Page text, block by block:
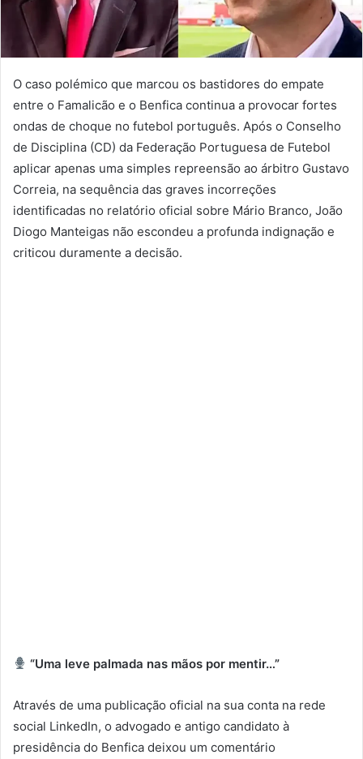
O caso polémico que marcou os bastidores do empate
entre o Famalicão e o Benfica continua a provocar fortes
ondas de choque no futebol português. Após o Conselho
de Disciplina (CD) da Federação Portuguesa de Futebol
aplicar apenas uma simples repreensão ao árbitro Gustavo
Correia, na sequência das graves incorreções
identificadas no relatório oficial sobre Mário Branco, João
Diogo Manteigas não escondeu a profunda indignação e
criticou duramente a decisão.
“Uma leve palmada nas mãos por mentir…”
Através de uma publicação oficial na sua conta na rede
social LinkedIn, o advogado e antigo candidato à
presidência do Benfica deixou um comentário